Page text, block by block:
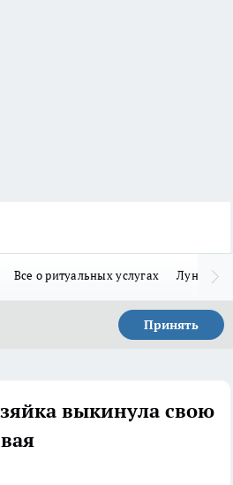
Все о ритуальных услугах Лунно-
Принять
выкинула свою